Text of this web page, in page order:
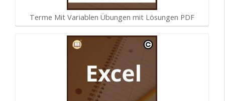
Terme Mit Variablen Übungen mit Lösungen PDF